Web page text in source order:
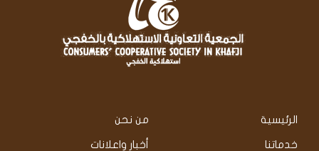
الرئيسية من نحن
خدماتنا أخبار واعلانات